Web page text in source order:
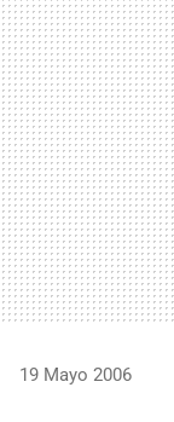
19 Mayo 2006